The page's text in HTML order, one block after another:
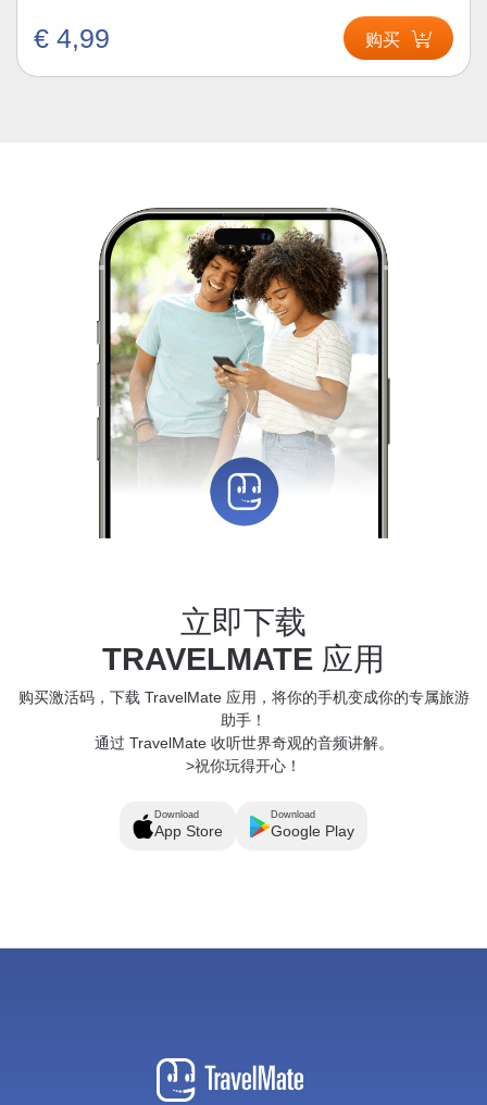
€ 4,99 购买
立即下载
TRAVELMATE 应用
购买激活码，下载 TravelMate 应用，将你的手机变成你的专属旅游
助手！
通过 TravelMate 收听世界奇观的音频讲解。
>祝你玩得开心！
Download
App Store
Download
Google Play